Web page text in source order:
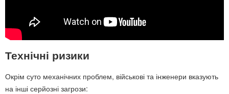
Технічні ризики
Окрім суто механічних проблем, військові та інженери вказують
на інші серйозні загрози: